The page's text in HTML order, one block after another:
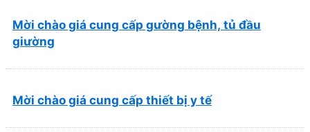
Mời chào giá cung cấp gường bệnh, tủ đầu
giường
Mời chào giá cung cấp thiết bị y tế